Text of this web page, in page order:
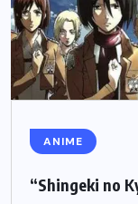
ANIME
“Shingeki no